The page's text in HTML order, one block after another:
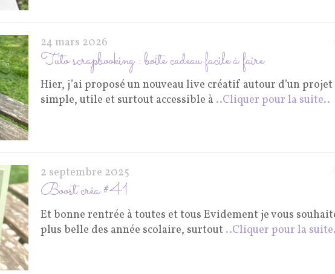
24 mars 2026
Tuto scrapbooking : boîte cadeau facile à faire
Hier, j’ai proposé un nouveau live créatif autour d’un projet
simple, utile et surtout accessible à ..Cliquer pour la suite..
2 septembre 2025
Boost créa #41
Et bonne rentrée à toutes et tous Evidement je vous
plus belle des année scolaire, surtout ..Cliquer pour la